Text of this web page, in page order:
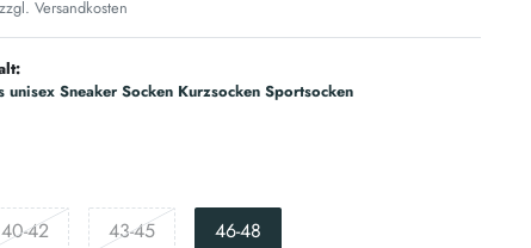
Versandkosten
unisex Sneaker Socken Kurzsocken Sportsocken
40-42 43-45 46-48